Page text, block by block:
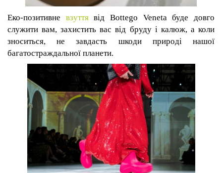
Еко-позитивне взуттявід Bottego Veneta будедовго
служити вам, захистить вас від бруду і калюж, а коли
зноситься, не завдасть шкоди природі нашої
багатостраждальної планети.